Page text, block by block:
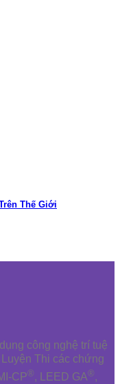
Thế Giới
công nghệ trí tuệ
Thi các chứng
CP®, LEED GA®,